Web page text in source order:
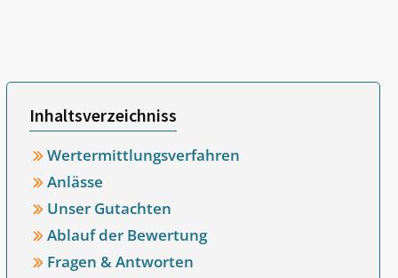
Inhaltsverzeichniss
Wertermittlungsverfahren
Anlässe
Unser Gutachten
Ablauf der Bewertung
Fragen & Antworten